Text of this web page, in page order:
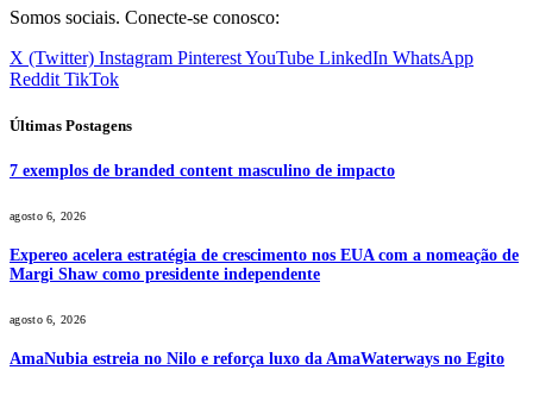
Somos sociais. Conecte-se conosco:
X (Twitter) Instagram PinterestYouTube LinkedIn WhatsApp
Reddit TikTok
Últimas Postagens
7 exemplos de branded content masculino de impacto
agosto 6, 2026
Expereo acelera estratégia de crescimento nos EUA com a nomeação de
Margi Shaw como presidente independente
agosto 6, 2026
AmaNubia estreia no Nilo e reforça luxo da AmaWaterways no Egito